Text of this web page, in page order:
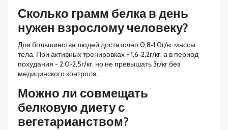
Сколько грамм белка в день
нужен взрослому человеку?
Для большинства людей достаточно 0,8‑1,0г/кг массы
тела. При активных тренировках - 1,6‑2,2г/кг, а в период
похудания - 2,0‑2,5г/кг, но не превышать 3г/кг без
медицинского контроля.
Можно ли совмещать
белковую диету с
вегетарианством?